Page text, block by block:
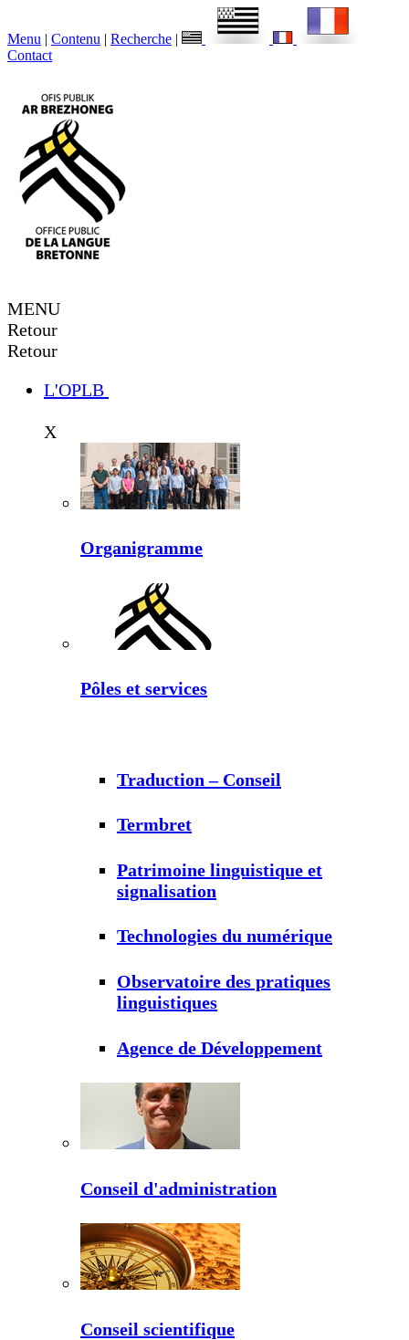
Menu | Contenu | Recherche |
Contact
MENU
Retour
Retour
L'OPLB
X
Organigramme
Pôles et services
Traduction – Conseil
Termbret
Patrimoine linguistique et
signalisation
Technologies du numérique
Observatoire des pratiques
linguistiques
Agence de Développement
Conseil d'administration
Conseil scientifique